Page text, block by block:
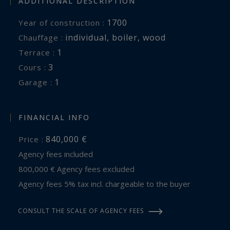
celle d’habiter l’histoire, de préserver un
patrimoine et de s’offrir une respiration rare
entre nature et culture et une promesse d’un
avenir à façonner.
Year of construction : 1700
Chauffage : individual, boiler, wood
terrace : 1
cours : 3
garage : 1
FINANCIAL INFO
Price : 840,000 €
Agency fees included
800,000 € Agency fees excluded
Agency fees 5% tax incl. chargeable to the buyer
CONSULT THE SCALE OF AGENCY FEES